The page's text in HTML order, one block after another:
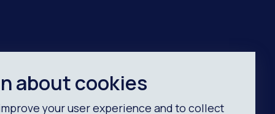
Lilla Torg 1,
211 34 Malmö
about cookies
your user experience and to collect